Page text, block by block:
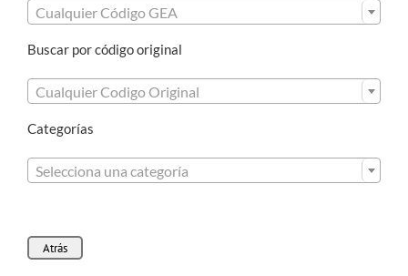
Cualquier Código GEA
Buscar por código original
Cualquier Codigo Original
Categorías
Selecciona una categoría
Atrás